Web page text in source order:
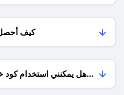
كيف
هل يمكنني استخدام كود